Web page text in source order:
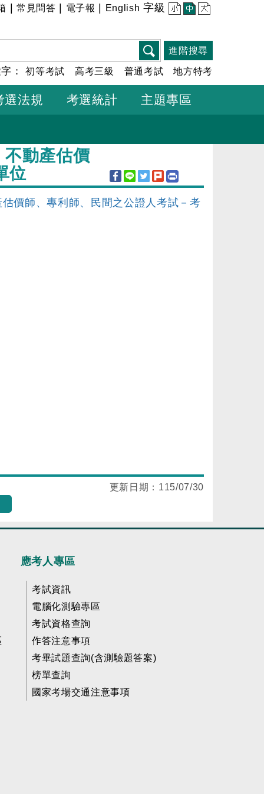
常見問答 電子報 English 字級 小 中 大
進階搜尋
字：初等考試 高考三級 普通考試 地方特考
選法規 考選統計 主題專區
動產估價
位
價師、專利師、民間之公證人考試－考
更新日期： 115/07/30
應考人專區
考試資訊
電腦化測驗專區
考試資格查詢
作答注意事項
考畢試題查詢(含測驗題答案)
榜單查詢
國家考場交通注意事項